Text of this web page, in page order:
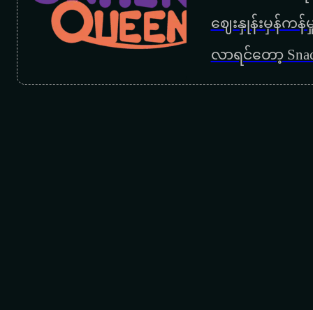
ဈေးနှုန်းမှန်က
လာရင်တော့